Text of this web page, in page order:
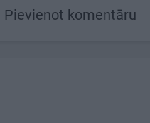
Pievienot komentāru